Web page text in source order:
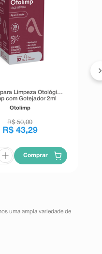
Limpeza Otológica
com Gotejador 2ml
Otolimp
R$ 50,00
R$ 43,29
Comprar
uma ampla variedade de